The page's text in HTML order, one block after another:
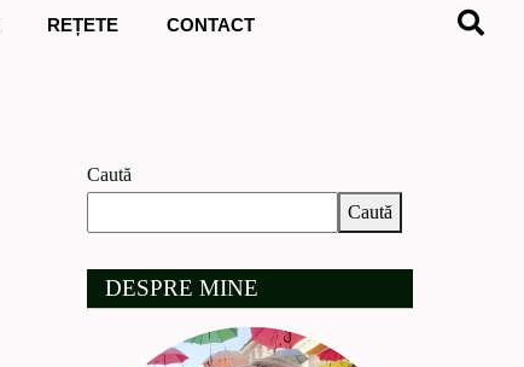
REȚETE CONTACT
Caută
Caută
DESPRE MINE